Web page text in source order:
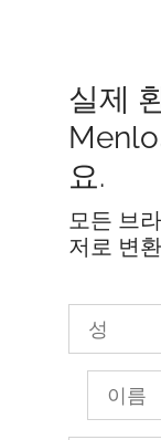
실제
요.
모든 브
저로 변